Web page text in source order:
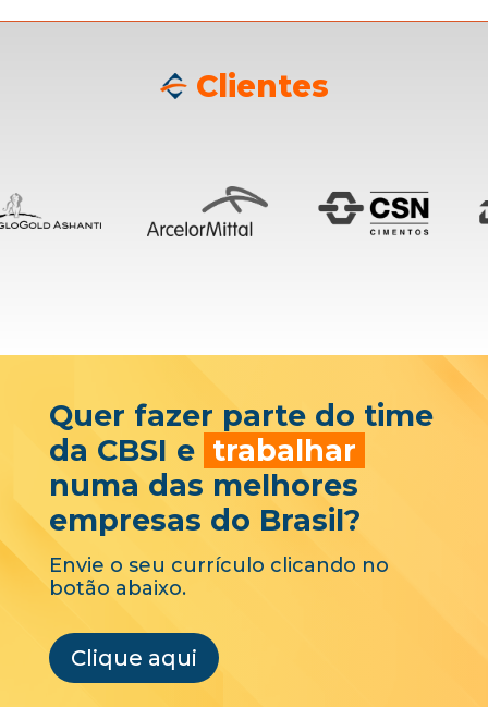
Clientes
Quer fazer parte do time
da CBSI e trabalhar
numa das melhores
empresas do Brasil?
Envie o seu currículo clicando no
botão abaixo.
Clique aqui